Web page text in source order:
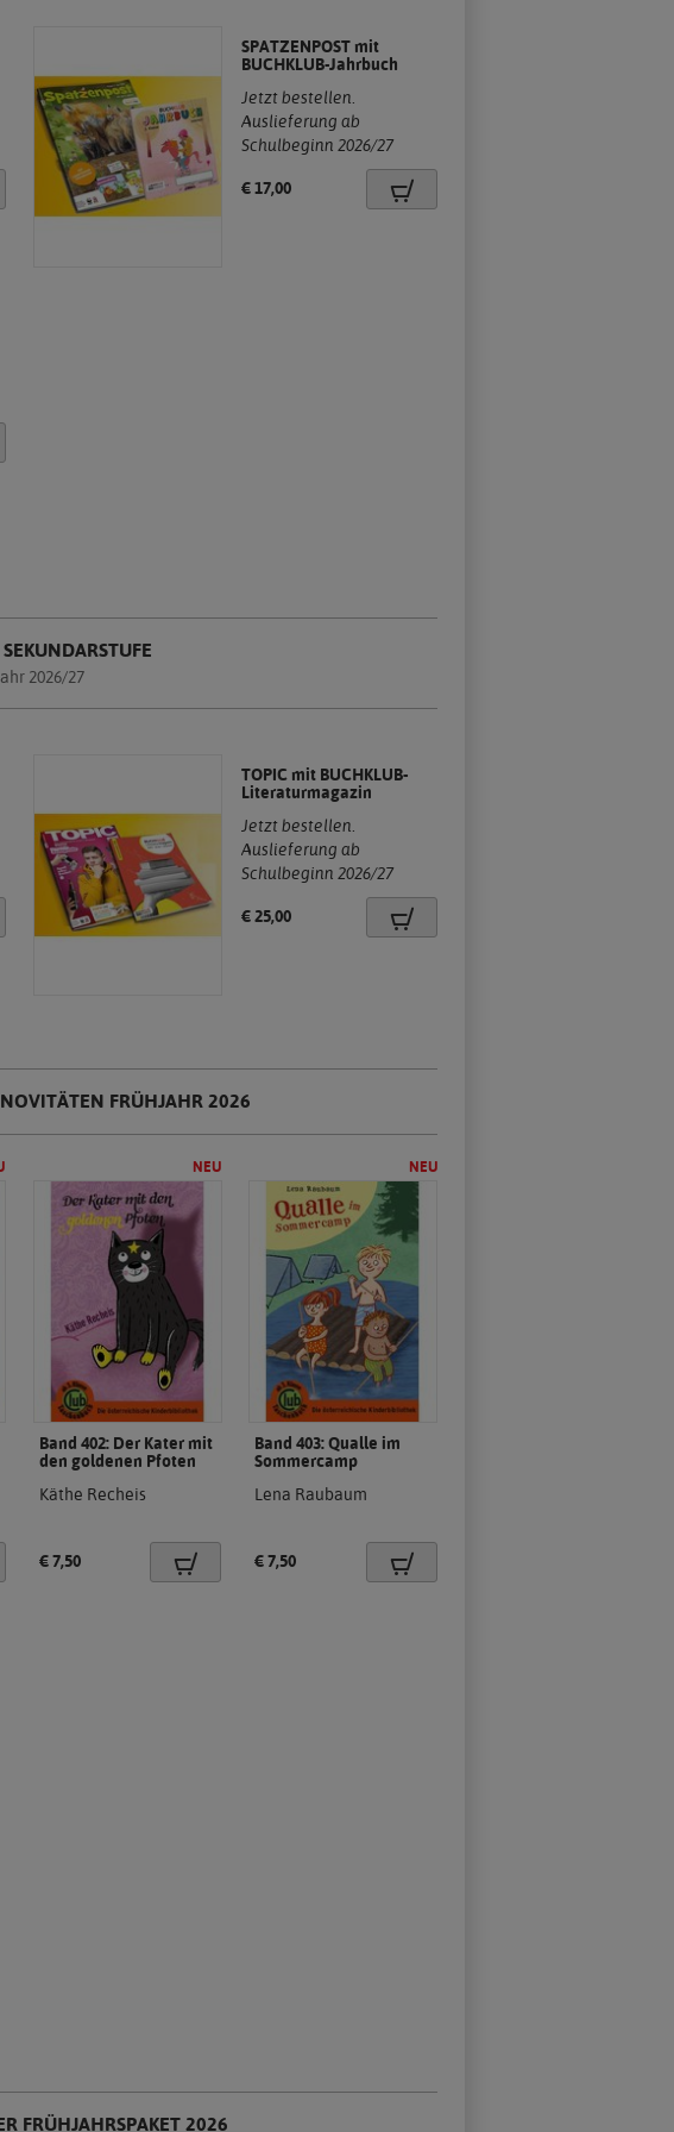
SPATZENPOST mit
BUCHKLUB-Jahrbuch
Jetzt bestellen.
Auslieferung ab
Schulbeginn 2026/27.
Preis:
€ 17,00
2026/27
TOPIC mit BUCHKLUB-
Literaturmagazin
Jetzt bestellen.
Auslieferung ab
Schulbeginn 2026/27.
Preis:
€ 25,00
FRÜHJAHR 2026
Band 402: Der Kater mit
den goldenen Pfoten(Neues
Käthe Recheis.
Preis:
€ 7,50
Band 403: Qualle im
Sommercamp(Neues
Lena Raubaum
Preis:
€ 7,50
FRÜHJAHRSPAKET 2026